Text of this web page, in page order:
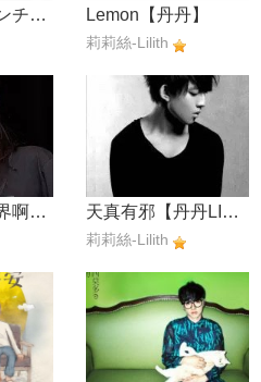
サンセットベンチ【日落长椅】 Lemon【丹丹】
莉莉絲-Lilith
好想爱这个世界啊【水水生日快乐】 天真有邪【丹丹LIVE】
莉莉絲-Lilith